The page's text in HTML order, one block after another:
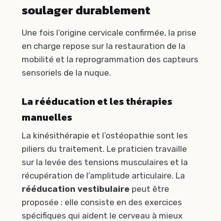
soulager durablement
Une fois l’origine cervicale confirmée, la prise
en charge repose sur la restauration de la
mobilité et la reprogrammation des capteurs
sensoriels de la nuque.
La rééducation et les thérapies
manuelles
La kinésithérapie et l’ostéopathie sont les
piliers du traitement. Le praticien travaille
sur la levée des tensions musculaires et la
récupération de l’amplitude articulaire. La
rééducation vestibulaire peut être
proposée : elle consiste en des exercices
spécifiques qui aident le cerveau à mieux